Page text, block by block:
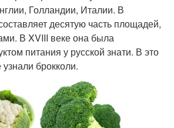
Голландии, Италии. В
десятую часть площадей,
В XVIII веке она была
питания у русской знати. В это
брокколи.